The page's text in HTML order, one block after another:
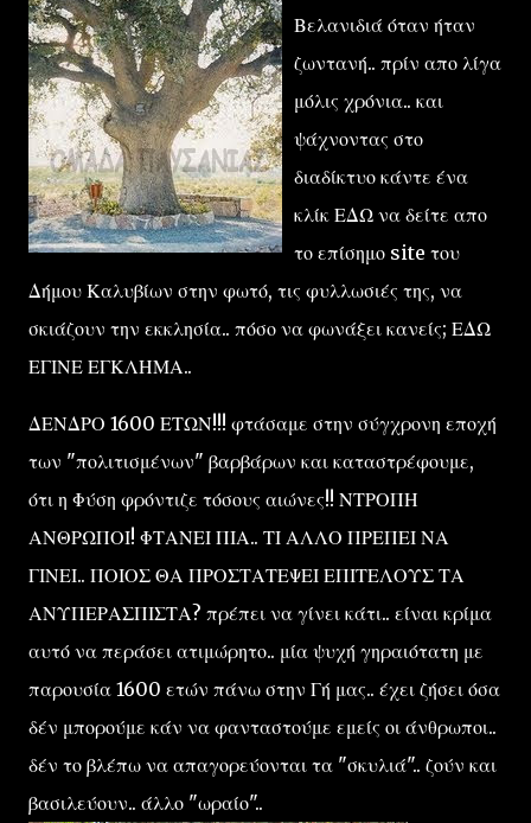
Βελανιδιά όταν ήταν
ζωντανή.. πρίν απο λίγα
μόλις χρόνια.. και
ψάχνοντας στο
διαδίκτυο κάντε ένα
κλίκ ΕΔΩ να δείτε απο
το επίσημο site του
Δήμου Καλυβίων στην φωτό, τις φυλλωσιές της, να
σκιάζουν την εκκλησία.. πόσο να φωνάξει κανείς; ΕΔΩ
ΕΓΙΝΕ ΕΓΚΛΗΜΑ..
ΔΕΝΔΡΟ 1600 ΕΤΩΝ!!! φτάσαμε στην σύγχρονη εποχή
των "πολιτισμένων" βαρβάρων και καταστρέφουμε,
ότι η Φύση φρόντιζε τόσους αιώνες!! ΝΤΡΟΠΗ
ΑΝΘΡΩΠΟΙ! ΦΤΑΝΕΙ ΠΙΑ.. ΤΙ ΑΛΛΟ ΠΡΕΠΕΙ ΝΑ
ΓΙΝΕΙ.. ΠΟΙΟΣ ΘΑ ΠΡΟΣΤΑΤΕΨΕΙ ΕΠΙΤΕΛΟΥΣ ΤΑ
ΑΝΥΠΕΡΑΣΠΙΣΤΑ? πρέπει να γίνει κάτι.. είναι κρίμα
αυτό να περάσει ατιμώρητο.. μία ψυχή γηραιότατη με
παρουσία 1600 ετών πάνω στην Γή μας.. έχει ζήσει όσα
δέν μπορούμε κάν να φανταστούμε εμείς οι άνθρωποι..
δέν το βλέπω να απαγορεύονται τα "σκυλιά".. ζούν και
βασιλεύουν.. άλλο "ωραίο"..